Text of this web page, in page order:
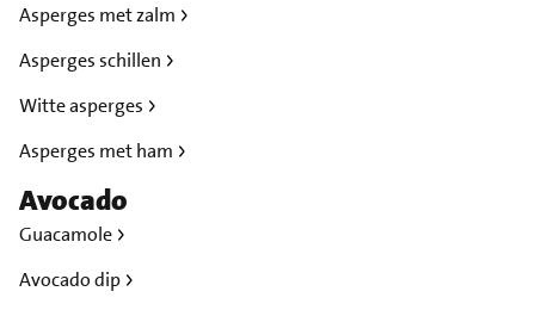
Asperges met zalm
Asperges schillen
Witte asperges
Asperges met ham
Avocado
Guacamole
Avocado dip